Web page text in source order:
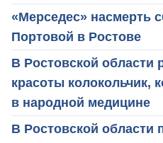
«Мерседес» насмерть
Портовой в Ростове
В Ростовской области
красоты колокольчик,
в народной медицине
В Ростовской области